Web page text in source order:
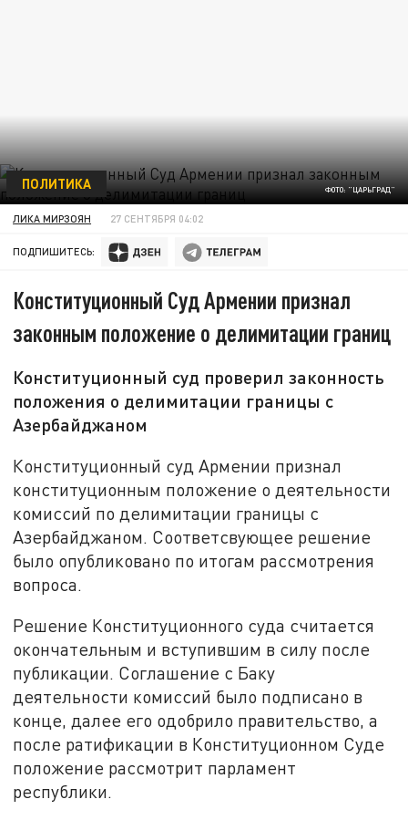
ФОТО: "ЦАРЬГРАД"
ПОЛИТИКА
ЛИКА МИРЗОЯН 27 СЕНТЯБРЯ 04:02
ПОДПИШИТЕСЬ:
Конституционный Суд Армении признал
законным положение о делимитации границ
Конституционный суд проверил законность
положения о делимитации границы с
Азербайджаном
Конституционный суд Армении признал
конституционным положение о деятельности
комиссий по делимитации границы с
Азербайджаном. Соответсвующее решение
было опубликовано по итогам рассмотрения
вопроса.
Решение Конституционного суда считается
окончательным и вступившим в силу после
публикации. Соглашение с Баку
деятельности комиссий было подписано в
конце, далее его одобрило правительство, а
после ратификации в Конституционном Суде
положение рассмотрит парламент
республики.